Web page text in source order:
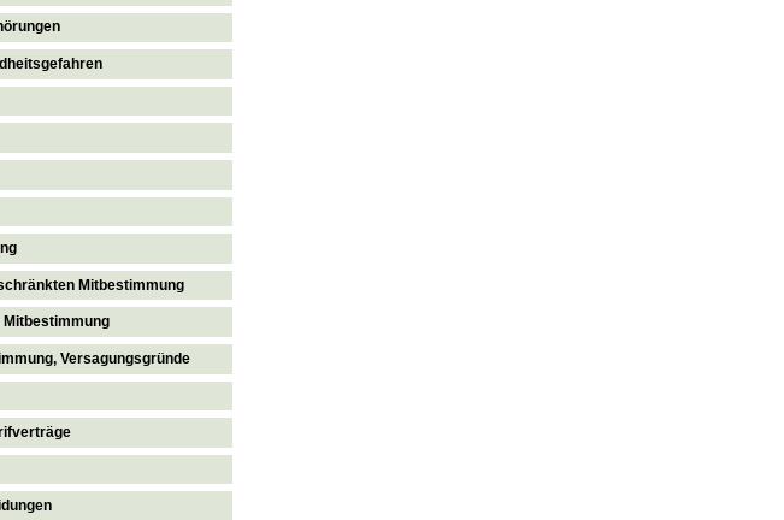
Mitbestimmung
Mitbestimmung
Versagungsgründe